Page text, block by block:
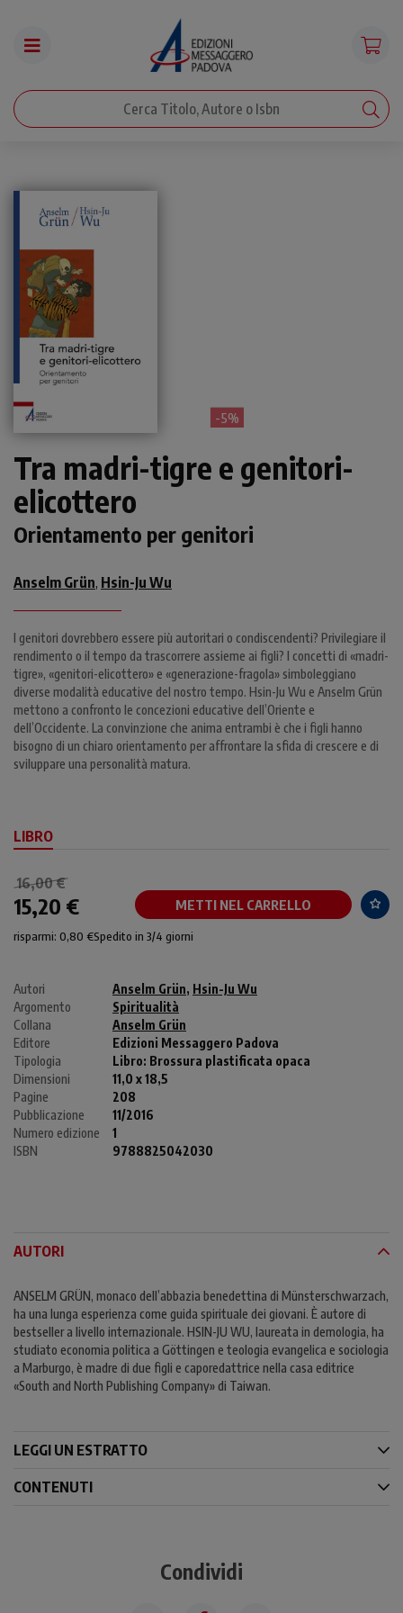
- 5%
Tra madri-tigre e genitori-
elicottero
Orientamento per genitori
Anselm Grün, Hsin-Ju Wu
I genitori dovrebbero essere più autoritari o condiscendenti? Privilegiare il
rendimento o il tempo da trascorrere assieme ai figli? I concetti di «madri-
tigre», «genitori-elicottero» e «generazione-fragola» simboleggiano
diverse modalità educative del nostro tempo. Hsin-Ju Wu e Anselm Grün
mettono a confronto le concezioni educative dell’Oriente e
dell’Occidente. La convinzione che anima entrambi è che i figli hanno
bisogno di un chiaro orientamento per affrontare la sfida di crescere e di
sviluppare una personalità matura.
LIBRO
16,00 €
15,20 € METTI NEL CARRELLO
risparmi: 0,80 €Spedito in 3/4 giorni
Autori Anselm Grün, Hsin-Ju Wu
Argomento
Spiritualità
Collana
Anselm Grün
Editore
Edizioni Messaggero Padova
Tipologia
Libro: Brossura plastificata opaca
Dimensioni
11,0 x 18,5
Pagine
208
Pubblicazione
11/2016
Numero edizione
1
ISBN
9788825042030
AUTORI
ANSELM GRÜN, monaco dell’abbazia benedettina di Münsterschwarzach,
ha una lunga esperienza come guida spirituale dei giovani. È autore di
bestseller a livello internazionale. HSIN-JU WU, laureata in demologia, ha
studiato economia politica a Göttingen e teologia evangelica e sociologia
a Marburgo, è madre di due figli e caporedattrice nella casa editrice
«South and North Publishing Company» di Taiwan.
LEGGI UN ESTRATTO
CONTENUTI
Condividi